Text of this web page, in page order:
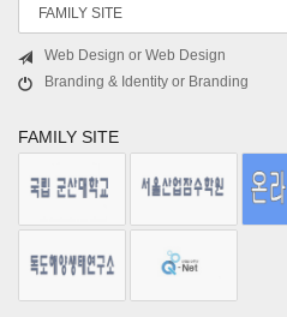
Web Design or Web Design
Branding & Identity or Branding
FAMILY SITE